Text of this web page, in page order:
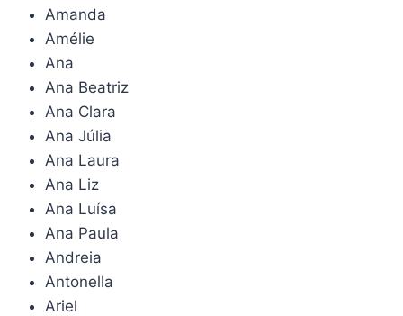
Amanda
Amélie
Ana
Ana Beatriz
Ana Clara
Ana Júlia
Ana Laura
Ana Liz
Ana Luísa
Ana Paula
Andreia
Antonella
Ariel